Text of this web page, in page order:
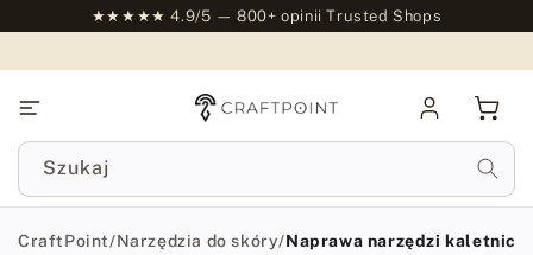
★★★★★ 4.9/5 — 800+ opinii Trusted Shops
się
Szukaj
CraftPoint/Narzędzia do skóry/Naprawa narzędzi